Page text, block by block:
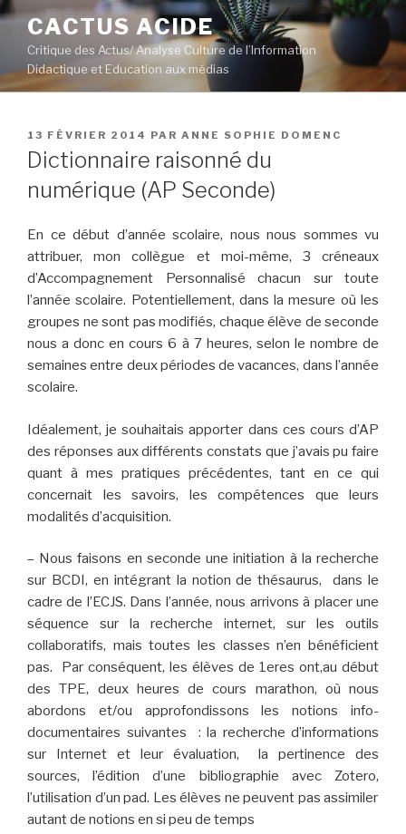
Aller
contenu
principal
CACTUS ACIDE
Critique des Actus/ Analyse Culture de l’Information
Didactique et Education aux médias
PUBLIÉ
LE
13 FÉVRIER 2014 PAR ANNE SOPHIE DOMENC
Dictionnaire raisonné du
numérique (AP Seconde)
En ce début d’année scolaire, nous nous sommes vu
attribuer, mon collègue et moi-même, 3 créneaux
d’Accompagnement Personnalisé chacun sur toute
l’année scolaire. Potentiellement, dans la mesure où les
groupes ne sont pas modifiés, chaque élève de seconde
nous a donc en cours 6 à 7 heures, selon le nombre de
semaines entre deux périodes de vacances, dans l’année
scolaire.
Idéalement, je souhaitais apporter dans ces cours d’AP
des réponses aux différents constats que j’avais pu faire
quant à mes pratiques précédentes, tant en ce qui
concernait les savoirs, les compétences que leurs
modalités d’acquisition.
– Nous faisons en seconde une initiation à la recherche
sur BCDI, en intégrant la notion de thésaurus, dans le
cadre de l’ECJS. Dans l’année, nous arrivons à placer une
séquence sur la recherche internet, sur les outils
collaboratifs, mais toutes les classes n’en bénéficient
pas. Par conséquent, les élèves de 1eres ont,au début
des TPE, deux heures de cours marathon, où nous
abordons et/ou approfondissons les notions info-
documentaires suivantes : la recherche d’informations
sur Internet et leur évaluation, la pertinence des
sources,l’édition d’une bibliographie avec Zotero,
l’utilisation d’un pad. Les élèves ne peuvent pas assimiler
autant de notions en si peu de temps